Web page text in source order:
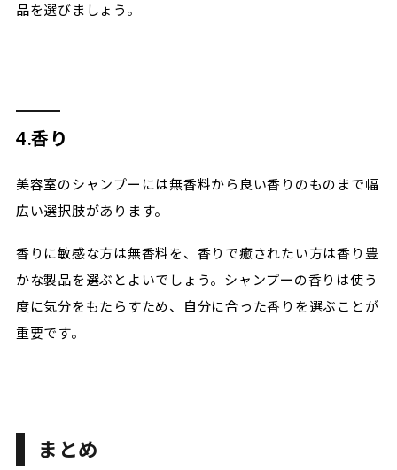
品を選びましょう。
4.香り
美容室のシャンプーには無香料から良い香りのものまで幅
広い選択肢があります。
香りに敏感な方は無香料を、香りで癒されたい方は香り豊
かな製品を選ぶとよいでしょう。シャンプーの香りは使う
度に気分をもたらすため、自分に合った香りを選ぶことが
重要です。
まとめ